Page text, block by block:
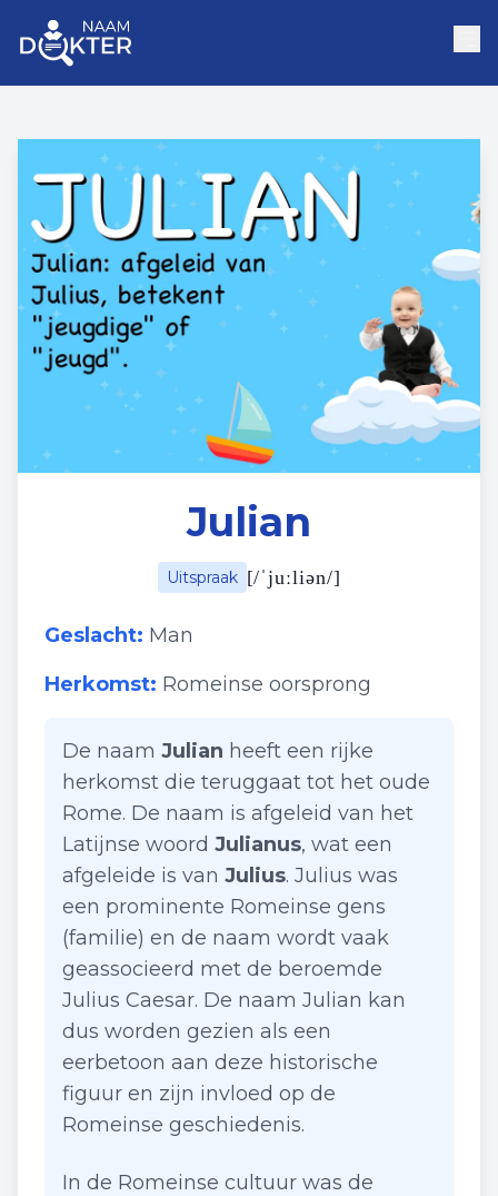
Julian
Uitspraak [/ˈjuːliən/]
Geslacht: Man
Herkomst: Romeinse oorsprong
De naam Julian heeft een rijke
herkomst die teruggaat tot het oude
Rome. De naam is afgeleid van het
Latijnse woord Julianus, wat een
afgeleide is van Julius. Julius was
een prominente Romeinse gens
(familie) en de naam wordt vaak
geassocieerd met de beroemde
Julius Caesar. De naam Julian kan
dus worden gezien als een
eerbetoon aan deze historische
figuur en zijn invloed op de
Romeinse geschiedenis.
In de Romeinse cultuur was de